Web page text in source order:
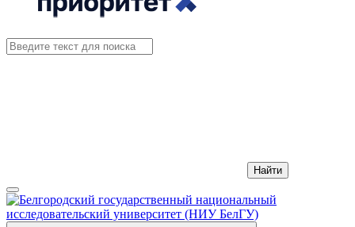
Найти